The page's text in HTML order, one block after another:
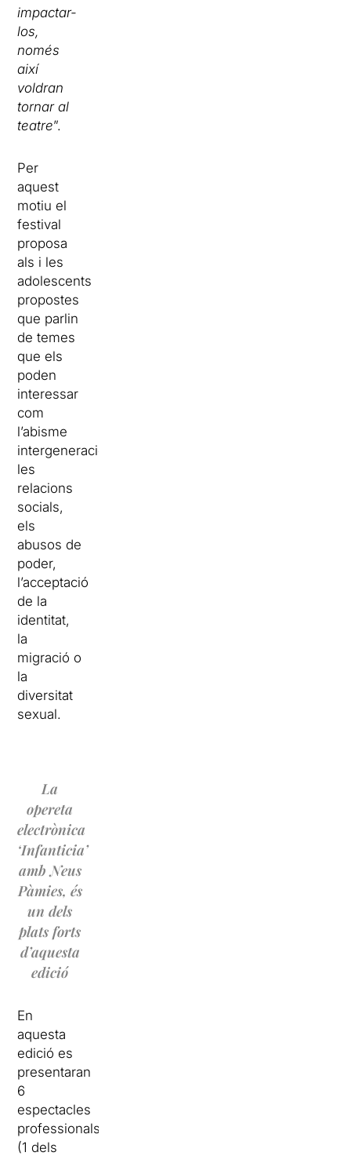
impactar-
los,
només
així
voldran
tornar al
teatre”.
Per
aquest
motiu el
festival
proposa
als i les
adolescents
propostes
que parlin
de temes
que els
poden
interessar
com
l’abisme
intergeneracional,
les
relacions
socials,
els
abusos de
poder,
l’acceptació
de la
identitat,
la
migració o
la
diversitat
sexual.
La
opereta
electrònica
‘Infanticia’
amb Neus
Pàmies, és
un dels
plats forts
d’aquesta
edició
En
aquesta
edició es
presentaran
6
espectacles
professionals
(1 dels